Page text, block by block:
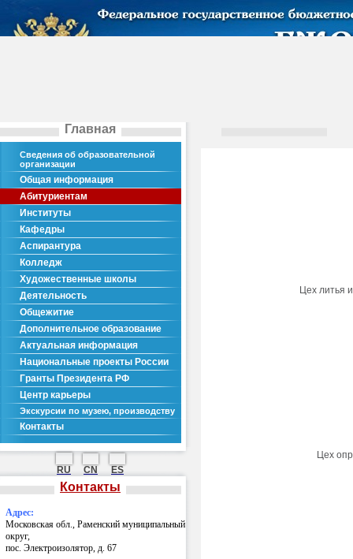
Главная
Сведения об образовательной
организации
Общая информация
Абитуриентам
Институты
Кафедры
Аспирантура
Колледж
Художественные школы
Деятельность
Общежитие
Дополнительное образование
Актуальная информация
Национальные проекты России
Гранты Президента РФ
Центр карьеры
Экскурсии по музею, производству
Контакты
RU CN ES
Контакты
Адрес:
Московская обл., Раменский муниципальный
округ,
пос. Электроизолятор, д. 67
Цех литья
Цех